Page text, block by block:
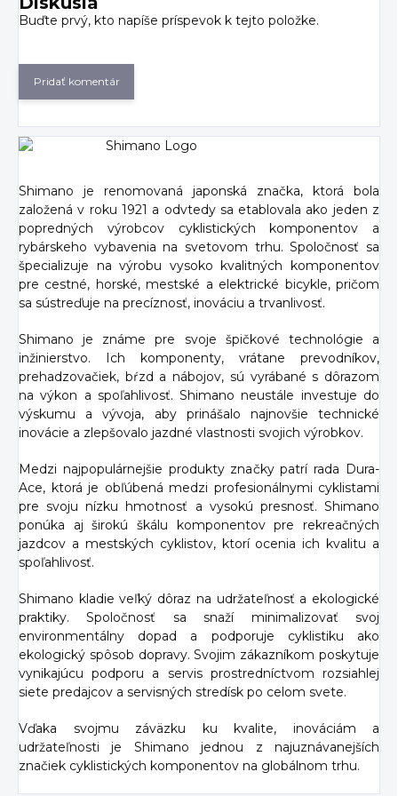
Buďte prvý, kto napíše príspevok k tejto položke.
Pridať komentár
Shimano je renomovaná japonská značka, ktorá bola
založená v roku 1921 a odvtedy sa etablovala ako jeden z
popredných výrobcov cyklistických komponentov a
rybárskeho vybavenia na svetovom trhu. Spoločnosť sa
špecializuje na výrobu vysoko kvalitných komponentov
pre cestné, horské, mestské a elektrické bicykle, pričom
sa sústreďuje na precíznosť, inováciu a trvanlivosť.
Shimano je známe pre svoje špičkové technológie a
inžinierstvo. Ich komponenty, vrátane prevodníkov,
prehadzovačiek, bŕzd a nábojov, sú vyrábané s dôrazom
na výkon a spoľahlivosť. Shimano neustále investuje do
výskumu a vývoja, aby prinášalo najnovšie technické
inovácie a zlepšovalo jazdné vlastnosti svojich výrobkov.
Medzi najpopulárnejšie produkty značky patrí rada Dura-
Ace, ktorá je obľúbená medzi profesionálnymi cyklistami
pre svoju nízku hmotnosť a vysokú presnosť. Shimano
ponúka aj širokú škálu komponentov pre rekreačných
jazdcov a mestských cyklistov, ktorí ocenia ich kvalitu a
spoľahlivosť.
Shimano kladie veľký dôraz na udržateľnosť a ekologické
praktiky. Spoločnosť sa snaží minimalizovať svoj
environmentálny dopad a podporuje cyklistiku ako
ekologický spôsob dopravy. Svojim zákazníkom poskytuje
vynikajúcu podporu a servis prostredníctvom rozsiahlej
siete predajcov a servisných stredísk po celom svete.
Vďaka svojmu záväzku ku kvalite, inováciám a
udržateľnosti je Shimano jednou z najuznávanejších
značiek cyklistických komponentov na globálnom trhu.